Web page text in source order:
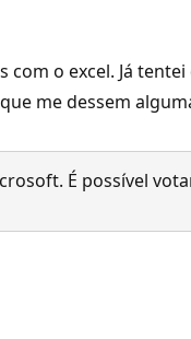
o excel. Já
me dessem
É possível